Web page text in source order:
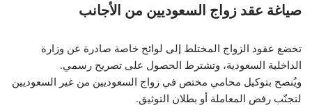
صياغة عقد زواج السعوديين من الأجانب
تخضع عقود الزواج المختلط إلى لوائح خاصة صادرة عن وزارة
الداخلية السعودية، وتشترط الحصول على تصريح رسمي.
ويُنصح بتوكيل محامي مختص في زواج السعوديين من غير السعوديين
لتجنّب رفض المعاملة أو بطلان التوثيق.